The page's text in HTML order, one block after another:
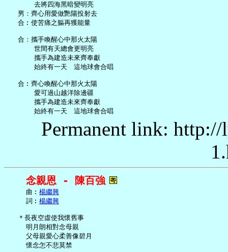
       去將四海黑暗變明亮
   男：齊心用愛做艷陽投射去
   合︰使苦痛之軀再獲能量
   合：攜手喚醒心中那火太陽
       世間有天總會更明亮
       攜手為建造未來齊奉獻
       始終有一天　這地球會合唱
   合︰齊心喚醒心中那火太陽
       愛可過山越洋除邊疆
       攜手為建造未來齊奉獻
Permanent link:
念親恩 - 陳百強
     曲︰
楊繼興
     詞︰
楊繼興
   ＊長夜空虛使我懷舊事
     明月朗相對念母親
     父母親愛心柔善像碧月
     懷念怎不悲莫禁